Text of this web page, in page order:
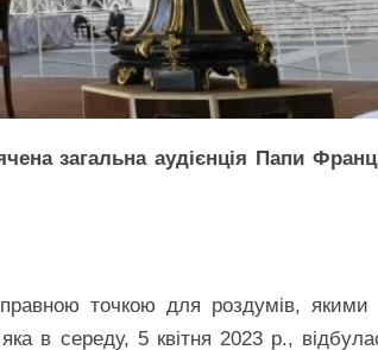
загальна аудієнція Папи
точкою для роздумів,
в середу, 5 квітня 2023 р.,